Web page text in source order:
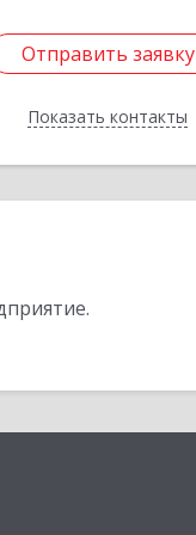
Отправить заявку
Показать контакты
Отправить заявку
Назад